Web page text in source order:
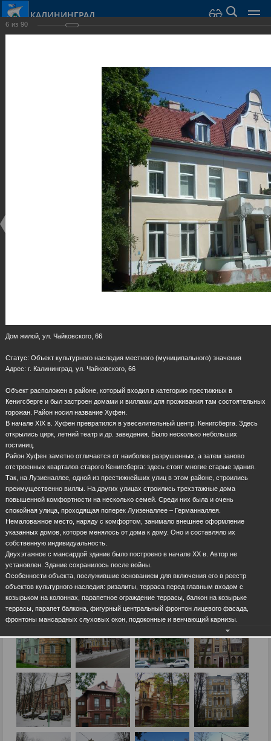
КАЛИНИНГРАД
6 из 90
Дом жилой, ул. Чайковского, 66
Статус: Объект культурного наследия местного (муниципального) значения
Адрес: г. Калининград, ул. Чайковского, 66
Объект расположен в районе, который входил в категорию престижных в
Кенигсберге и был застроен домами и виллами для проживания там состоятельных
горожан. Район носил название Хуфен.
В начале XIX в. Хуфен превратился в увеселительный центр. Кенигсберга. Здесь
открылись цирк, летний театр и др. заведения. Было несколько небольших
гостиниц.
Район Хуфен заметно отличается от наиболее разрушенных, а затем заново
отстроенных кварталов старого Кенигсберга: здесь стоят многие старые здания.
Так, на Лузиеналлее, одной из престижнейших улиц в этом районе, строились
преимущественно виллы. На других улицах строились трехэтажные дома
повышенной комфортности на несколько семей. Среди них была и очень
спокойная улица, проходящая поперек Луизеналлее – Германналлея.
Немаловажное место, наряду с комфортом, занимало внешнее оформление
указанных домов, которое менялось от дома к дому. Оно и составляло их
собственную индивидуальность.
Двухэтажное с мансардой здание было построено в начале ХХ в. Автор не
установлен. Здание сохранилось после войны.
Особенности объекта, послужившие основанием для включения его в реестр
объектов культурного наследия: ризалиты, терраса перед главным входом с
козырьком на колоннах, парапетное ограждение террасы, балкон на козырьке
террасы, парапет балкона, фигурный центральный фронтон лицевого фасада,
фронтоны мансардных слуховых окон, подоконные и венчающий карнизы.